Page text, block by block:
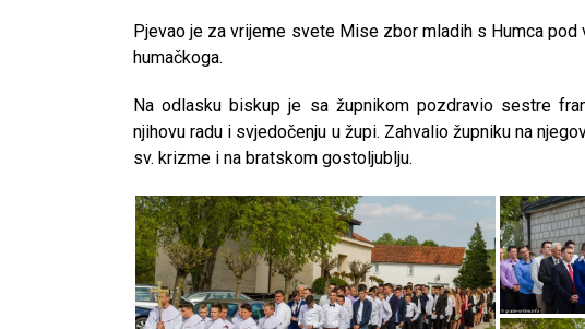
Pjevao je za vrijeme svete Mise zbor mladih s Humca pod
humačkoga.
Na odlasku biskup je sa župnikom pozdravio sestre
njihovu radu i svjedočenju u župi. Zahvalio župniku na
sv. krizme i na bratskom gostoljublju.
CNAK